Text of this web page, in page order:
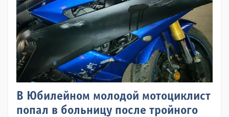
В Юбилейном молодой мотоциклист
попал в больницу после тройного